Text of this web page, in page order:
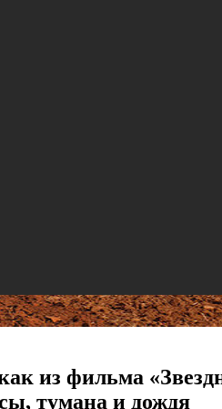
из фильма
тумана и дождя